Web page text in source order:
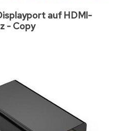
auf HDMI-
- Copy